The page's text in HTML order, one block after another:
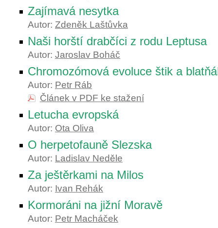
Zajímavá nesytka
Autor: Zdeněk Laštůvka
Naši horští drabčíci z rodu Leptusa
Autor: Jaroslav Boháč
Chromozómová evoluce štik a
Autor: Petr Ráb
Článek v PDF ke stažení
Letucha evropská
Autor: Ota Oliva
O herpetofauně Slezska
Autor: Ladislav Neděle
Za ještěrkami na Milos
Autor: Ivan Rehák
Kormoráni na jižní Moravě
Autor: Petr Macháček